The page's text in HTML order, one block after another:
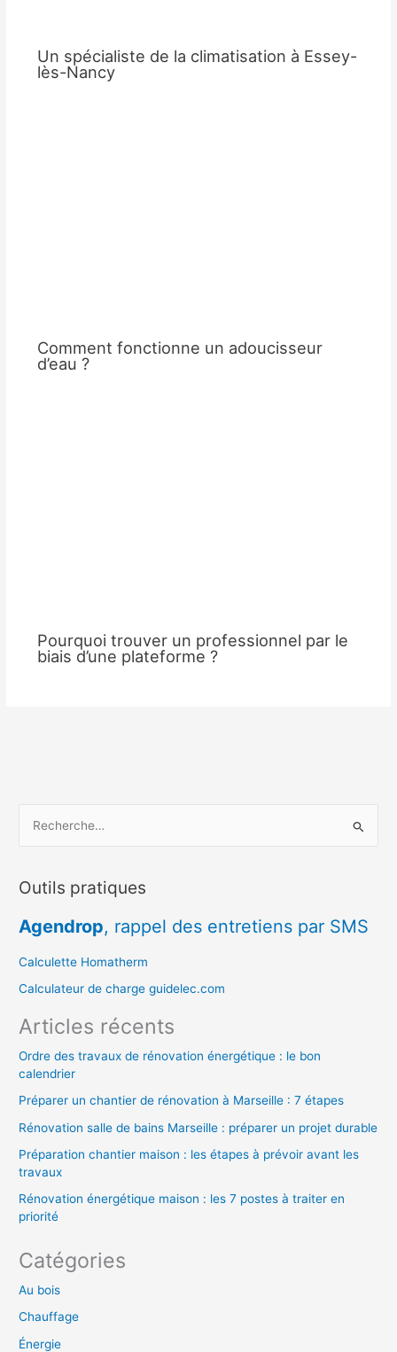
Un spécialiste de la climatisation à Essey-
lès-Nancy
Comment fonctionne un adoucisseur
d’eau ?
Pourquoi trouver un professionnel par le
biais d’une plateforme ?
h
r
c
h
r
:
Outils pratiques
Agendrop, rappel des entretiens par SMS
Calculette Homatherm
Calculateur de charge guidelec.com
Articles récents
Ordre des travaux de rénovation énergétique : le bon
calendrier
Préparer un chantier de rénovation à Marseille : 7 étapes
Rénovation salle de bains Marseille : préparer un projet durable
Préparation chantier maison : les étapes à prévoir avant les
travaux
Rénovation énergétique maison : les 7 postes à traiter en
priorité
Catégories
Au bois
Chauffage
Énergie